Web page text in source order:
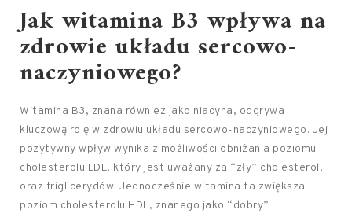
Jak witamina B3 wpływa na
zdrowie układu sercowo-
naczyniowego?
Witamina B3, znana również jako niacyna, odgrywa
kluczową rolę w zdrowiu układu sercowo-naczyniowego. Jej
pozytywny wpływ wynika z możliwości obniżania poziomu
cholesterolu LDL, który jest uważany za “zły” cholesterol,
oraz triglicerydów. Jednocześnie witamina ta zwiększa
poziom cholesterolu HDL, znanego jako “dobry”